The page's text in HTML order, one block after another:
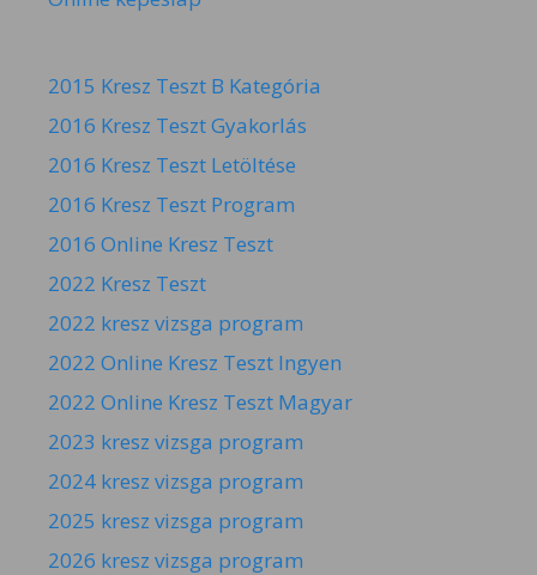
2015 Kresz Teszt B Kategória
2016 Kresz Teszt Gyakorlás
2016 Kresz Teszt Letöltése
2016 Kresz Teszt Program
2016 Online Kresz Teszt
2022 Kresz Teszt
2022 kresz vizsga program
2022 Online Kresz Teszt Ingyen
2022 Online Kresz Teszt Magyar
2023 kresz vizsga program
2024 kresz vizsga program
2025 kresz vizsga program
2026 kresz vizsga program